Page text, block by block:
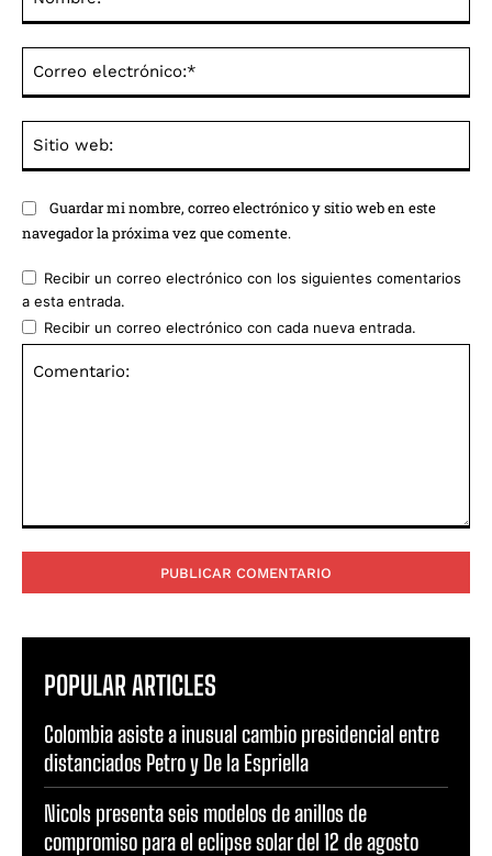
Guardar mi nombre, correo electrónico y sitio web en este
navegador la próxima vez que comente.
Recibir un correo electrónico con los siguientes comentarios
a esta entrada.
Recibir un correo electrónico con cada nueva entrada.
POPULAR ARTICLES
Colombia asiste a inusual cambio presidencial entre
distanciados Petro y De la Espriella
Nicols presenta seis modelos de anillos de
compromiso para el eclipse solar del 12 de agosto